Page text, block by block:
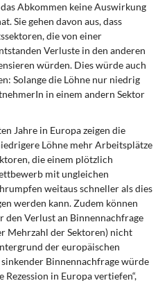
Abkommen keine Auswirkung
Sie gehen davon aus, dass
die von einer
Verluste in den anderen
würden. Dies würde auch
Solange die Löhne nur niedrig
in einem andern Sektor
Jahre in Europa zeigen die
Löhne mehr Arbeitsplätze
die einem plötzlich
mit ungleichen
weitaus schneller als dies
werden kann. Zudem können
den Verlust an Binnennachfrage
Mehrzahl der Sektoren) nicht
der europäischen
Binnennachfrage würde
in Europa vertiefen“,